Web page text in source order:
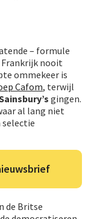
– formule
nooit
ommekeer is
Cafom, terwijl
gingen.
al lang niet
selectie
de Britse